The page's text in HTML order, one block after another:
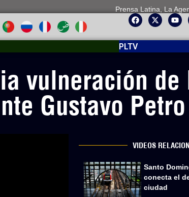
Prensa Latina, La
PLTV
vulneración de
Gustavo Petro
VIDEOS
Santo
conecta el
ciudad